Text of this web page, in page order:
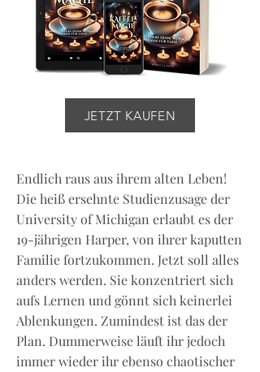
JETZT KAUFEN
Endlich raus aus ihrem alten Leben!
Die heiß ersehnte Studienzusage der
University of Michigan erlaubt es der
19-jährigen Harper, von ihrer kaputten
Familie fortzukommen. Jetzt soll alles
anders werden. Sie konzentriert sich
aufs Lernen und gönnt sich keinerlei
Ablenkungen. Zumindest ist das der
Plan. Dummerweise läuft ihr jedoch
immer wieder ihr ebenso chaotischer